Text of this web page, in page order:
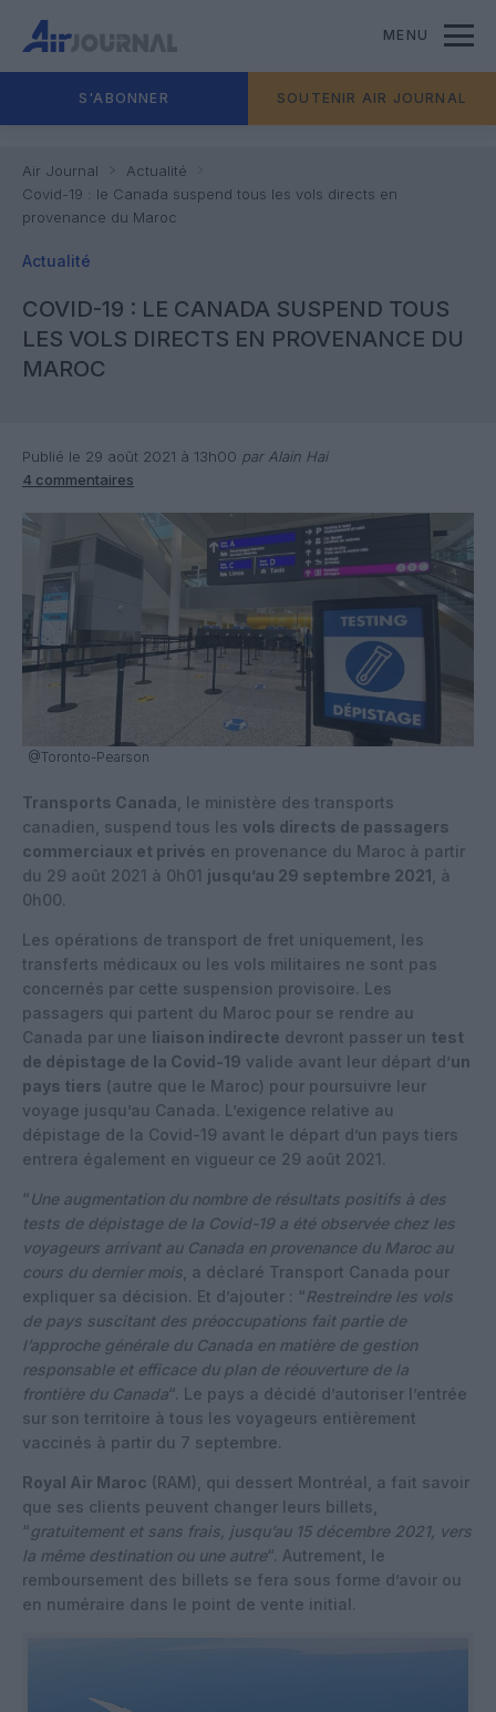
MENU
S'ABONNER SOUTENIR AIR JOURNAL
Air Journal
Actualité
Covid-19 : le Canada suspend tous les vols directs en
provenance du Maroc
Actualité
COVID-19 : LE CANADA SUSPEND TOUS
LES VOLS DIRECTS EN PROVENANCE DU
MAROC
Publié le 29 août 2021 à 13h00 par Alain Hai
4 commentaires
@Toronto-Pearson
Transports Canada , le ministère des transports
canadien, suspend tous les vols directs de passagers
commerciaux et privés en provenance du Maroc à partir
du 29 août 2021 à 0h01 jusqu’au 29 septembre 2021 , à
0h00.
Les opérations de transport de fret uniquement, les
transferts médicaux ou les vols militaires ne sont pas
concernés par cette suspension provisoire. Les
passagers qui partent du Maroc pour se rendre au
Canada par une liaison indirecte devront passer un test
de dépistage de la Covid-19 valide avant leur départ d’un
pays tiers (autre que le Maroc) pour poursuivre leur
voyage jusqu’au Canada. L’exigence relative au
dépistage de la Covid-19 avant le départ d’un pays tiers
entrera également en vigueur ce 29 août 2021.
“Une augmentation du nombre de résultats positifs à des
tests de dépistage de la Covid-19 a été observée chez les
voyageurs arrivant au Canada en provenance du Maroc au
cours du dernier mois , a déclaré Transport Canada pour
expliquer sa décision. Et d’ajouter : “Restreindre les vols
de pays suscitant des préoccupations fait partie de
l’approche générale du Canada en matière de gestion
responsable et efficace du plan de réouverture de la
frontière du Canada“. Le pays a décidé d’autoriser l’entrée
sur son territoire à tous les voyageurs entièrement
vaccinés à partir du 7 septembre.
Royal Air Maroc (RAM), qui dessert Montréal, a fait savoir
que ses clients peuvent changer leurs billets,
“gratuitement et sans frais, jusqu’au 15 décembre 2021, vers
la même destination ou une autre“. Autrement, le
remboursement des billets se fera sous forme d’avoir ou
en numéraire dans le point de vente initial.